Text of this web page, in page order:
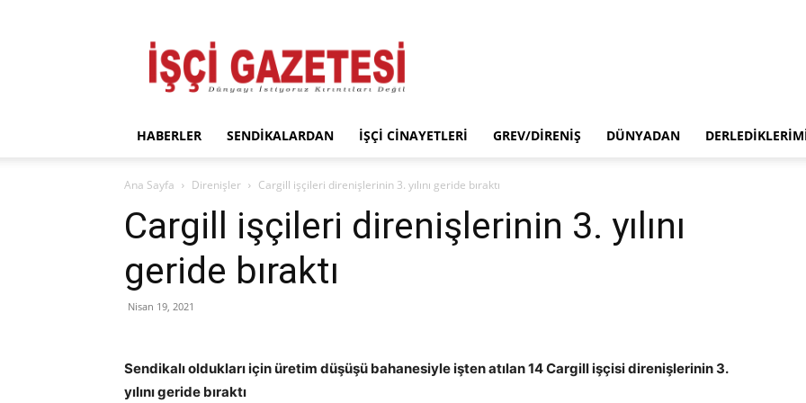
Gazetesi
HABERLER SENDIKALARDAN İŞÇI CINAYETLERI GREV/DIRENIŞ DÜNYADAN
Ana Sayfa Direnişler Cargill işçileri direnişlerinin 3. yılını geride bıraktı
Cargill işçileri direnişlerinin 3. yılını
geride bıraktı
Nisan 19, 2021
Sendikalı oldukları için üretim düşüşü bahanesiyle işten atılan 14 Cargill işçisi direnişlerinin 3.
yılını geride bıraktı